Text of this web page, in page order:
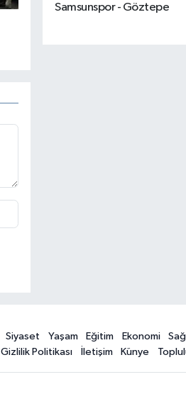
Samsunspor - Göztepe
Siyaset Yaşam Eğitim Ekonomi
Gizlilik Politikası
İletişim Künye